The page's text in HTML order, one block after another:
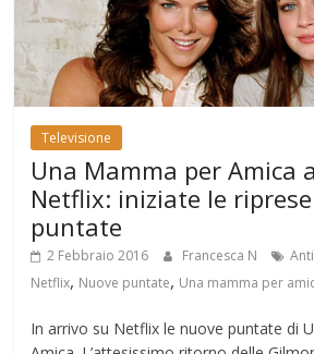
Televisione
Una Mamma per Amica
Netflix: iniziate le
puntate
2 Febbraio 2016 Francesca N
Netflix, Nuove puntate, Una mamma per
In arrivo su Netflix le nuove puntate di